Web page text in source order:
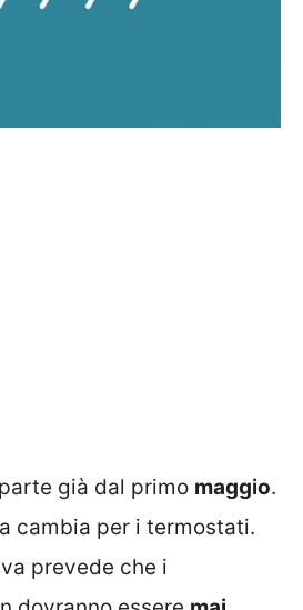
già dal primo maggio.
cambia per i termostati.
prevede che i